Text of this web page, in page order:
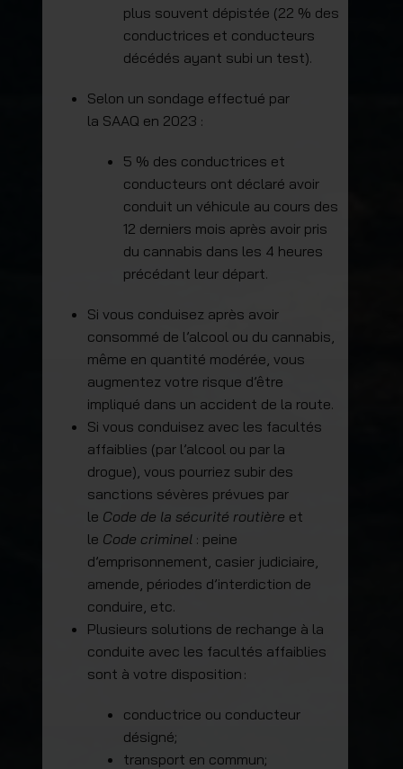
plus souvent dépistée (22 % des
conductrices et conducteurs
décédés ayant subi un test).
Selon un sondage effectué par
la SAAQ en 2023 :
5 % des conductrices et
conducteurs ont déclaré avoir
conduit un véhicule au cours des
12 derniers mois après avoir pris
du cannabis dans les 4 heures
précédant leur départ.
Si vous conduisez après avoir
consommé de l’alcool ou du cannabis,
même en quantité modérée, vous
augmentez votre risque d’être
impliqué dans un accident de la route.
Si vous conduisez avec les facultés
affaiblies (par l’alcool ou par la
drogue), vous pourriez subir des
sanctions sévères prévues par
le Code de la sécurité routière et
le Code criminel : peine
d’emprisonnement, casier judiciaire,
amende, périodes d’interdiction de
conduire, etc.
Plusieurs solutions de rechange à la
conduite avec les facultés affaiblies
sont à votre disposition :
conductrice ou conducteur
désigné;
transport en commun;